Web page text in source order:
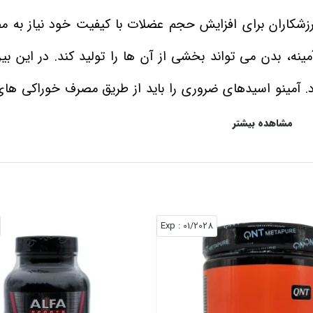
برای افزایش حجم عضلات با کیفیت خود نیاز به
آمینو اسیدهای ضروری را باید از طریق مصرف خوراکی‌
اصولی، خرید مکمل آمینو اسید و مصرف آن نیز به شما کمک
فنیل آلانین، لیزین، هیستیدین، ترئونین و
آمینو این امکان را می‌ دهد تا بتوانید با مصرف آن ها
از محصولی با کیفیت بالا بهره ببرید.
می‌ کنیم، متوجه می‌ شویم که این مکمل می‌ تواند
مشاهده بیشتر
01/2028
: Exp